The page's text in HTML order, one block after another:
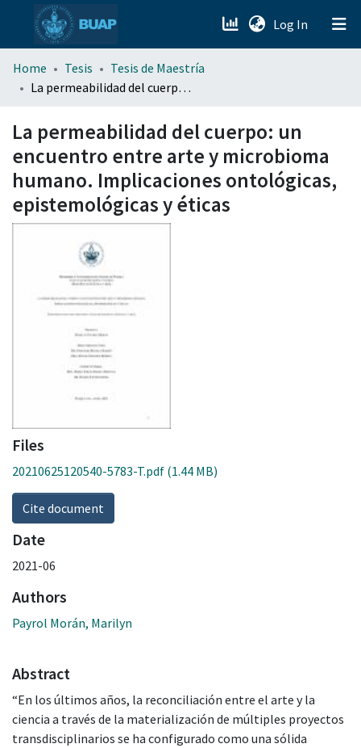
Log In (current)
menu.section.about_menu
Home Tesis
Tesis de Maestría
La permeabilidad del cuerpo: un encuentro entre arte y microbioma humano. Implicaciones ontológicas, epistemológicas y éticas
La permeabilidad del cuerpo: un
encuentro entre arte y microbioma
humano. Implicaciones ontológicas,
epistemológicas y éticas
Files
20210625120540-5783-T.pdf (1.44 MB)
Cite document
Date
2021-06
Authors
Payrol Morán, Marilyn
Abstract
“En los últimos años, la reconciliación entre el arte y la
ciencia a través de la materialización de múltiples proyectos
transdisciplinarios se ha configurado como una sólida